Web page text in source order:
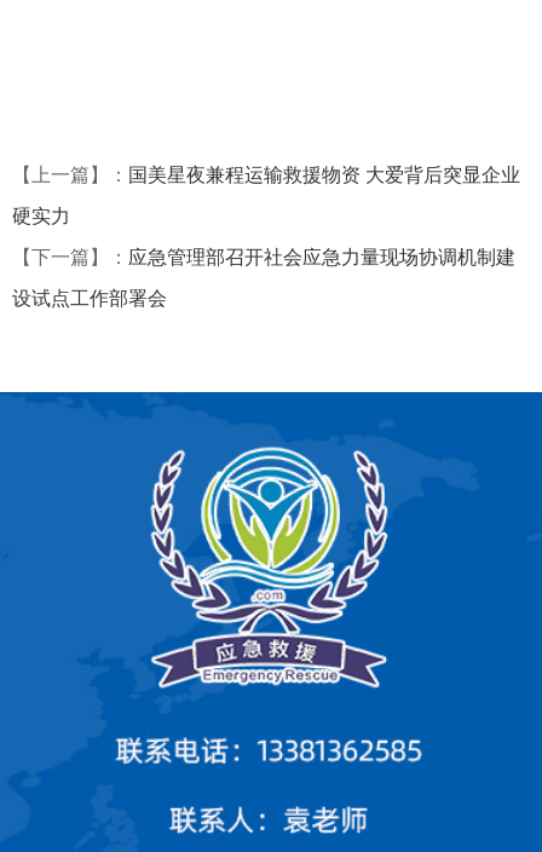
【上一篇】： 国美星夜兼程运输救援物资 大爱背后突显企业
硬实力
【下一篇】： 应急管理部召开社会应急力量现场协调机制建
设试点工作部署会